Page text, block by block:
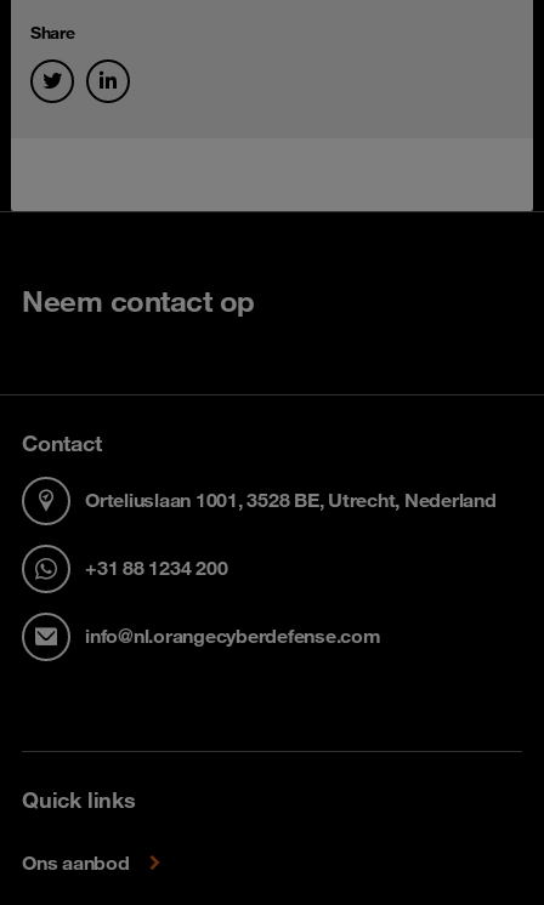
Share
Neem contact op
Contact
Orteliuslaan 1001, 3528 BE, Utrecht, Nederland
+31 88 1234 200
info@nl.orangecyberdefense.com
Quick links
Ons aanbod